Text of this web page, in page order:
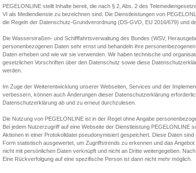
PEGELONLINE stellt Inhalte bereit, die nach § 2, Abs. 2 des
VI als Mediendienste zu bezeichnen sind. Die Dienstleistungen von
die Regeln der Datenschutz-Grundverordnung (DS-GVO, EU 2016/679) und
Die Wasserstraßen- und Schifffahrtsverwaltung des Bundes (WSV,
personenbezogenen Daten sehr ernst und behandeln ihre
Daten erheben und wie wir sie verwenden. Wir haben technische und
gesetzlichen Vorschriften über den Datenschutz sowie diese
werden.
Im Zuge der Weiterentwicklung unserer Webseiten, Services und der
verbessern, können auch Änderungen dieser Datenschutzerklärung
Datenschutzerklärung ab und zu erneut durchzulesen.
Die Nutzung von PEGELONLINE ist in der Regel ohne Angabe
Bei jedem Nutzerzugriff auf eine Webseite der Dienstleistung PEGELONLINE
Aktionen in einer Protokolldatei pseudonymisiert gespeichert. Diese Daten
Form statistisch ausgewertet, um Zugriffstrends zu erkennen und das
nicht mit persönlichen Daten verknüpft und nicht an Dritte weitergegeben.
Eine Rückverfolgung auf eine spezifische Person ist dann nicht mehr möglich.